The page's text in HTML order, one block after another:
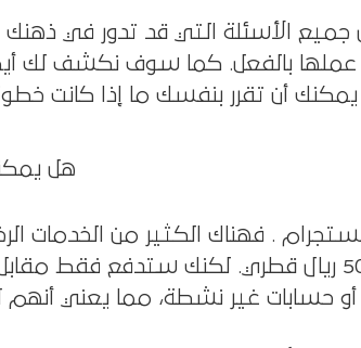
جميع الأسئلة التي قد تدور في
بالفعل. كما سوف نكشف لك أيضًا
هل
. فهناك الكثير من الخدمات
شراء 1000 متابع مقابل أقل من 50 ريال قطري. لكنك